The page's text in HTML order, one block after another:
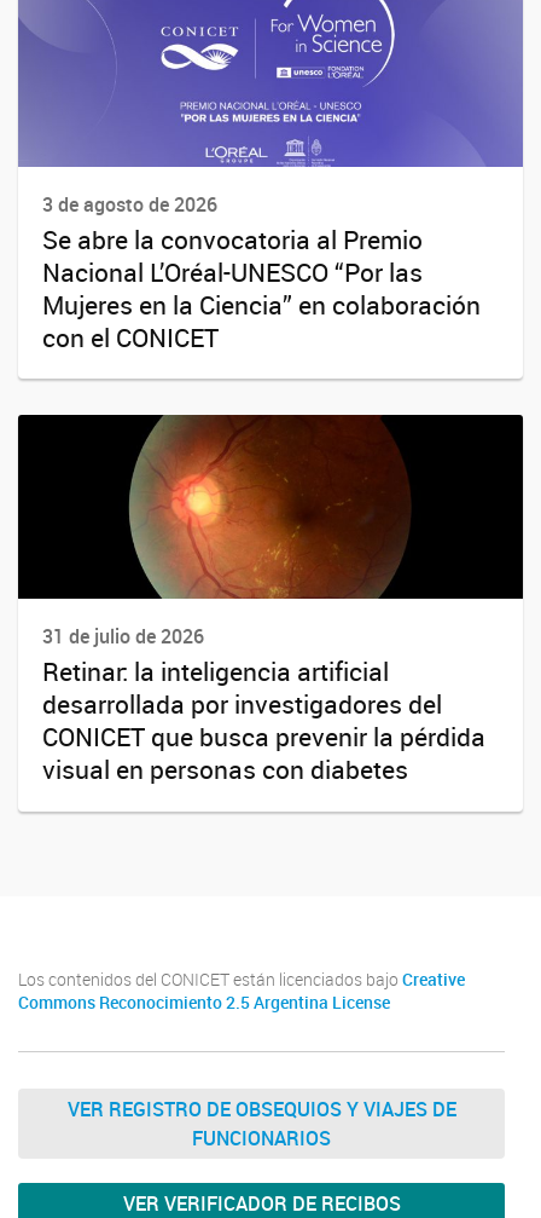
3 de agosto de 2026
Se abre la convocatoria al Premio
Nacional L’Oréal-UNESCO “Por las
Mujeres en la Ciencia” en colaboración
con el CONICET
31 de julio de 2026
Retinar: la inteligencia artificial
desarrollada por investigadores del
CONICET que busca prevenir la pérdida
visual en personas con diabetes
Los contenidos del CONICET están licenciados bajo Creative
Commons Reconocimiento 2.5 Argentina License
VER REGISTRO DE OBSEQUIOS Y VIAJES DE
FUNCIONARIOS
VER VERIFICADOR DE RECIBOS